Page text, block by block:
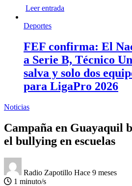
Leer entrada
Deportes
FEF confirma: El
a Serie B, Técnico
salva y solo dos
para LigaPro 2026
Noticias
Campaña en Guayaquil
el bullying en escuelas
Radio Zapotillo Hace 9 meses
1 minuto/s